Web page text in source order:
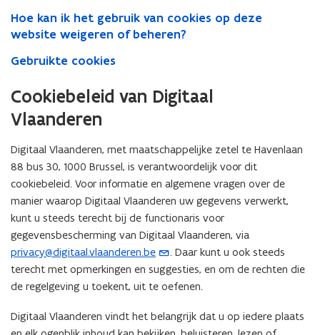
Hoe kan ik het gebruik van cookies op deze
website weigeren of beheren?
Gebruikte cookies
Cookiebeleid van Digitaal
Vlaanderen
Digitaal Vlaanderen, met maatschappelijke zetel te Havenlaan
88 bus 30, 1000 Brussel, is verantwoordelijk voor dit
cookiebeleid. Voor informatie en algemene vragen over de
manier waarop Digitaal Vlaanderen uw gegevens verwerkt,
kunt u steeds terecht bij de functionaris voor
gegevensbescherming van Digitaal Vlaanderen, via
privacy@digitaal.vlaanderen.be
(
o
p
n
. Daar kunt u ook steeds
terecht met opmerkingen en suggesties, en om de rechten die
de regelgeving u toekent, uit te oefenen.
Digitaal Vlaanderen vindt het belangrijk dat u op iedere plaats